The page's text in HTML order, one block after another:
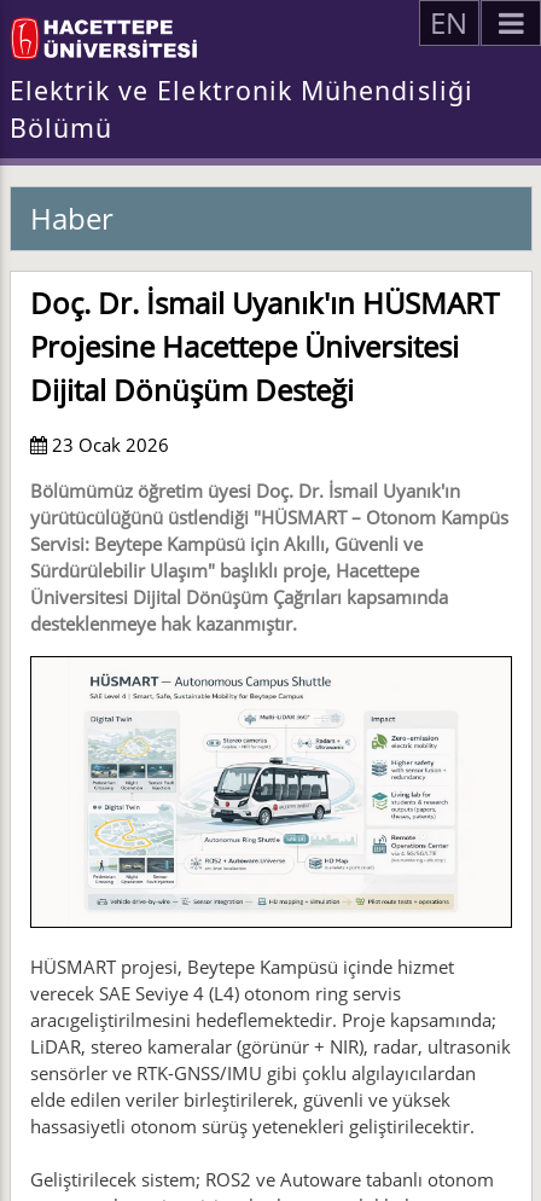
EN
Elektrik ve Elektronik Mühendisliği
Bölümü
Haber
Doç. Dr. İsmail Uyanık'ın HÜSMART
Projesine Hacettepe Üniversitesi
Dijital Dönüşüm Desteği
23 Ocak 2026
Bölümümüz öğretim üyesi Doç. Dr. İsmail Uyanık'ın
yürütücülüğünü üstlendiği "HÜSMART – Otonom Kampüs
Servisi: Beytepe Kampüsü için Akıllı, Güvenli ve
Sürdürülebilir Ulaşım" başlıklı proje, Hacettepe
Üniversitesi Dijital Dönüşüm Çağrıları kapsamında
desteklenmeye hak kazanmıştır.
HÜSMART projesi, Beytepe Kampüsü içinde hizmet
verecek SAE Seviye 4 (L4) otonom ring servis
aracıgeliştirilmesini hedeflemektedir. Proje kapsamında;
LiDAR, stereo kameralar (görünür + NIR), radar, ultrasonik
sensörler ve RTK-GNSS/IMU gibi çoklu algılayıcılardan
elde edilen veriler birleştirilerek, güvenli ve yüksek
hassasiyetli otonom sürüş yetenekleri geliştirilecektir.
Geliştirilecek sistem; ROS2 ve Autoware tabanlı otonom